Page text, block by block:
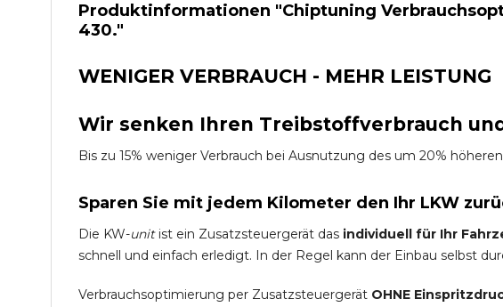
Produktinformationen "Chiptuning
430."
WENIGER VERBRAUCH - MEHR LEISTUNG
Wir senken Ihren Treibstoffverbrauch
Bis zu 15% weniger Verbrauch bei Ausnutzung des um 20%
Sparen Sie mit jedem Kilometer den Ihr LKW
Die KW-unitist ein Zusatzsteuergerät das individuell für Ihr
schnell und einfach erledigt. In der Regel kann der Einbau selbst
Verbrauchsoptimierung per Zusatzsteuergerät OHNE